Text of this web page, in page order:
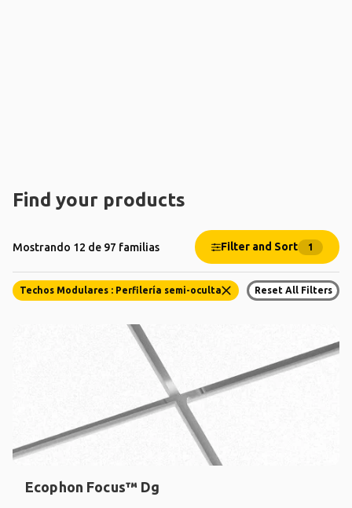
Find your products
Mostrando 12 de 97 familias Filter and Sort 1
Techos Modulares : Perfilería semi-oculta Reset All Filters
Ecophon Focus™ Dg